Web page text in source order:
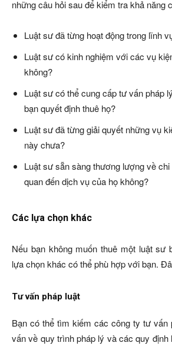
những câu hỏi sau để kiểm tra khả năng
Luật sư đã từng hoạt động trong lĩnh
Luật sư có kinh nghiệm với các vụ
không?
Luật sư có thể cung cấp tư vấn pháp
bạn quyết định thuê họ?
Luật sư đã từng giải quyết những vụ
này chưa?
Luật sư sẵn sàng thương lượng về
quan đến dịch vụ của họ không?
Các lựa chọn khác
Nếu bạn không muốn thuê một luật sư
lựa chọn khác có thể phù hợp với bạn.
Tư vấn pháp luật
Bạn có thể tìm kiếm các công ty tư vấn
vấn về quy trình pháp lý và các quy định